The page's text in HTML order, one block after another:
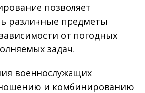
позволяет
различные предметы
от погодных
задач.
военнослужащих
и комбинированию